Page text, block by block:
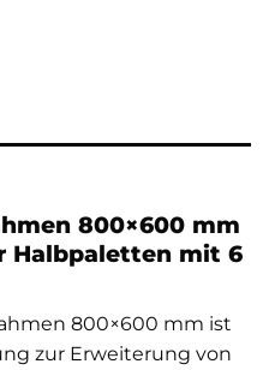
800×600 mm
Halbpaletten mit 6
800×600 mm ist
zur Erweiterung von